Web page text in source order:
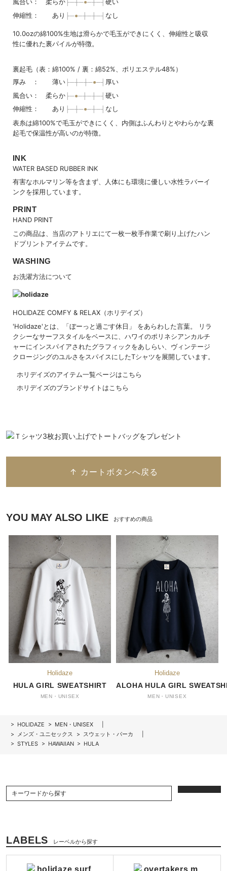
風合い： 柔らか
硬い
伸縮性： あり
なし
10.0ozの綿100%生地は滑らかで毛玉ができにくく、伸縮性と吸収
性に優れた裏パイルが特徴。
裏起毛（表：綿100% / 裏：綿52%、ポリエステル48%）
厚み ： 薄い
厚い
風合い： 柔らか
硬い
伸縮性： あり
なし
表糸は綿100%で毛玉ができにくく、内側はふんわりとやわらかな裏
起毛で保温性が高いのが特徴。
INK
WATER BASED RUBBER INK
有害なホルマリン等を含まず、人体にも環境に優しい水性ラバーイ
ンクを採用しています。
PRINT
HAND PRINT
この商品は、当店のアトリエにて一枚一枚手作業で刷り上げたハン
ドプリントアイテムです。
WASHING
お洗濯方法について
HOLIDAZE COMFY & RELAX（ホリデイズ）
'Holidaze'とは、「ぼーっと過ごす休日」 をあらわした言葉。 リラ
クシーなサーフスタイルをベースに、ハワイのポリネシアンカルチ
ャーにインスパイアされたグラフィックをあしらい、ヴィンテージ
クロージングのユルさをスパイスにしたTシャツを展開しています。
ホリデイズのアイテム一覧ページはこちら
ホリデイズのブランドサイトはこちら
↑ カートボタンへ戻る
YOU MAY ALSO LIKE おすすめの商品
HULA GIRL SWEATSHIRT
MEN・UNISEX
ALOHA HULA GIRL
MEN・UNISEX
> HOLIDAZE > MEN・UNISEX
>
メンズ・ユニセックス > スウェット・パーカ
>STYLES > HAWAIIAN > HULA
LABELS レーベルから探す